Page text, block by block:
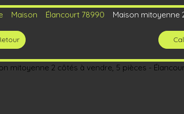
BIENS VENDUS NOS CONSEILLERS BARÈME
Maison Élancourt 78990 Maison mitoyenne